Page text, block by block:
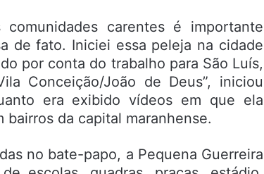
carentes é importante
de fato. Iniciei essa peleja na cidade
por conta do trabalho para São Luís,
Conceição/João de Deus”, iniciou
era exibido vídeos em que ela
da capital maranhense.
no bate-papo, a Pequena Guerreira